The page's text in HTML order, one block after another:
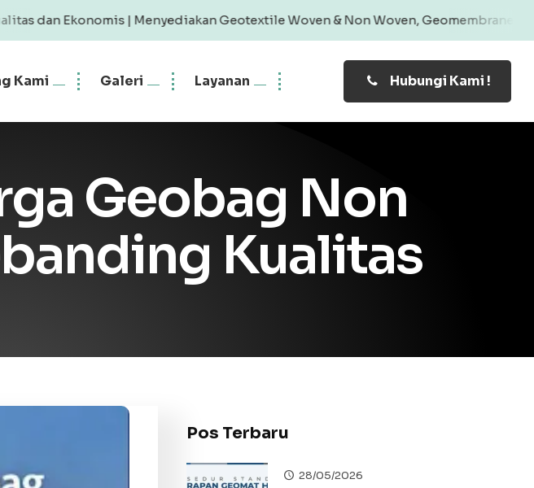
| Menyediakan Geotextile Woven & Non Woven, Geomembrane, Geobag,
Kami Galeri Layanan Hubungi Kami !
Geobag Non
Kualitas
Pos Terbaru
28/05/2026